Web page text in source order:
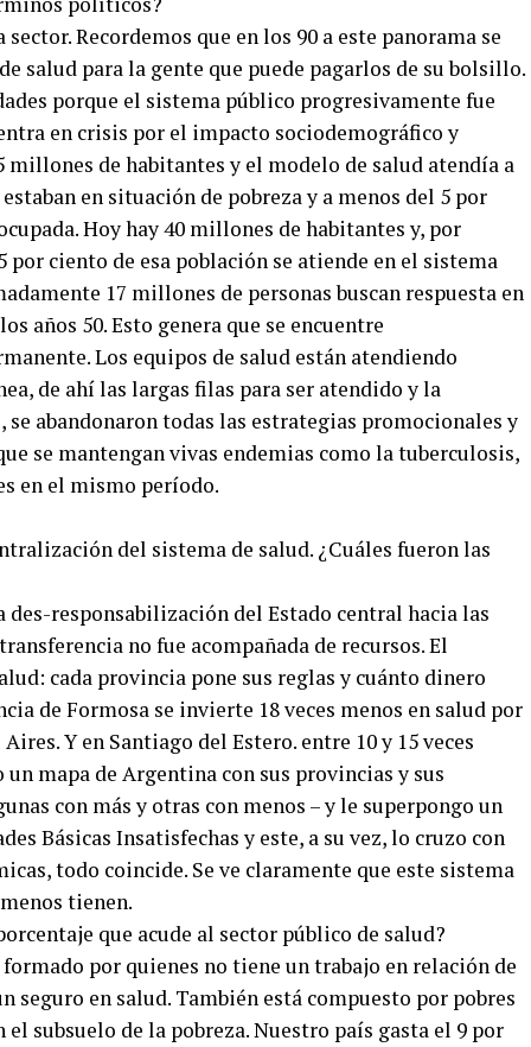
Recordemos que en los 90 a este panorama se
salud para la gente que puede pagarlos de su bolsillo.
porque el sistema público progresivamente fue
en crisis por el impacto sociodemográfico y
millones de habitantes y el modelo de salud atendía a
en situación de pobreza y a menos del 5 por
Hoy hay 40 millones de habitantes y, por
por ciento de esa población se atiende en el sistema
17 millones de personas buscan respuesta en
años 50. Esto genera que se encuentre
Los equipos de salud están atendiendo
de ahí las largas filas para ser atendido y la
abandonaron todas las estrategias promocionales y
se mantengan vivas endemias como la tuberculosis,
en el mismo período.
del sistema de salud. ¿Cuáles fueron las
responsabilización del Estado central hacia las
no fue acompañada de recursos. El
cada provincia pone sus reglas y cuánto dinero
de Formosa se invierte 18 veces menos en salud por
Y en Santiago del Estero. entre 10 y 15 veces
mapa de Argentina con sus provincias y sus
con más y otras con menos – y le superpongo un
Básicas Insatisfechas y este, a su vez, lo cruzo con
todo coincide. Se ve claramente que este sistema
tienen.
que acude al sector público de salud?
por quienes no tiene un trabajo en relación de
seguro en salud. También está compuesto por pobres
subsuelo de la pobreza. Nuestro país gasta el 9 por